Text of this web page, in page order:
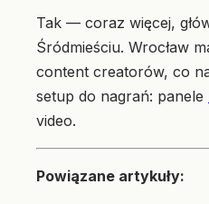
Tak — coraz więcej,
Śródmieściu. Wrocław
content creatorów, co
setup do nagrań: panele
video.
Powiązane artykuły: